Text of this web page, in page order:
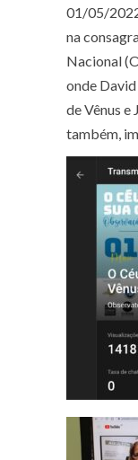
01/05/
na
Nacional
onde
de Vênus e
também,